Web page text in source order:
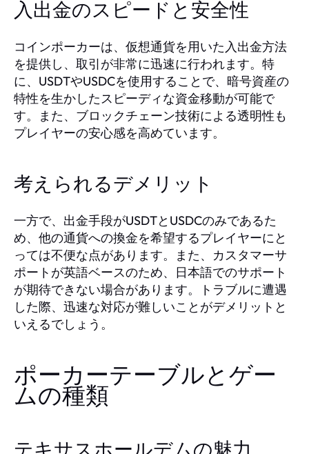
入出金のスピードと安全性
コインポーカーは、仮想通貨を用いた入出金方法
を提供し、取引が非常に迅速に行われます。特
に、USDTやUSDCを使用することで、暗号資産の
特性を生かしたスピーディな資金移動が可能で
す。また、ブロックチェーン技術による透明性も
プレイヤーの安心感を高めています。
考えられるデメリット
一方で、出金手段がUSDTとUSDCのみであるた
め、他の通貨への換金を希望するプレイヤーにと
っては不便な点があります。また、カスタマーサ
ポートが英語ベースのため、日本語でのサポート
が期待できない場合があります。トラブルに遭遇
した際、迅速な対応が難しいことがデメリットと
いえるでしょう。
ポーカーテーブルとゲー
ムの種類